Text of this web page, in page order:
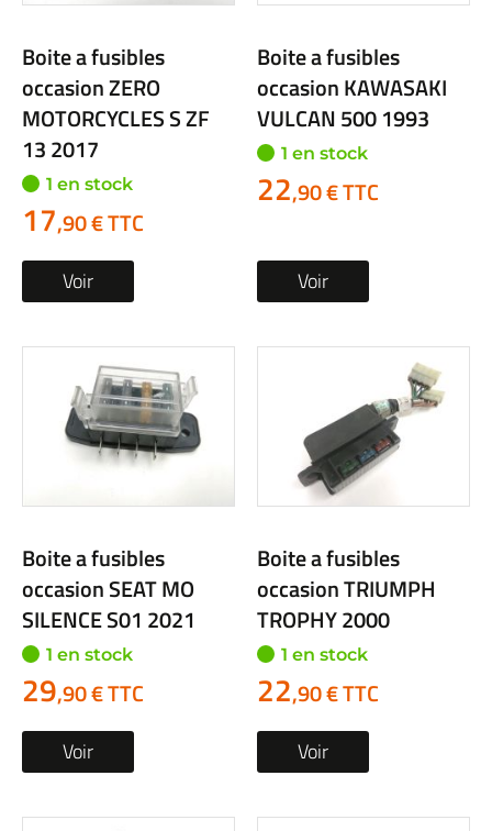
Boite a fusibles
occasion ZERO
MOTORCYCLES S ZF
13 2017
1 en stock
17,90 € TTC
Voir
Boite a fusibles
occasion KAWASAKI
VULCAN 500 1993
1 en stock
22,90 € TTC
Voir
Boite a fusibles
occasion SEAT MO
SILENCE S01 2021
1 en stock
29,90 € TTC
Voir
Boite a fusibles
occasion TRIUMPH
TROPHY 2000
1 en stock
22,90 € TTC
Voir